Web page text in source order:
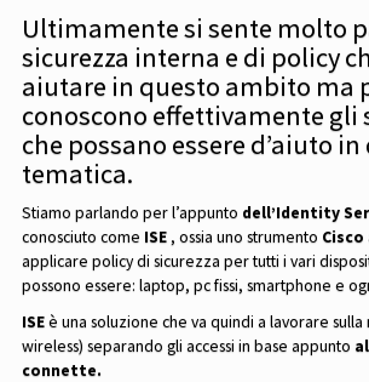
Ultimamente si sente molto
sicurezza interna e di policy
aiutare in questo ambito ma
conoscono effettivamente
che possano essere d’aiuto
tematica.
Stiamo parlando per l’appunto dell’Identity
conosciuto come ISE , ossia uno strumento Cisco
applicare policy di sicurezza per tutti i vari
possono essere: laptop, pc fissi, smartphone e
ISEè una soluzione che va quindi a lavorare
wireless) separando gli accessi in base appunto
connette.